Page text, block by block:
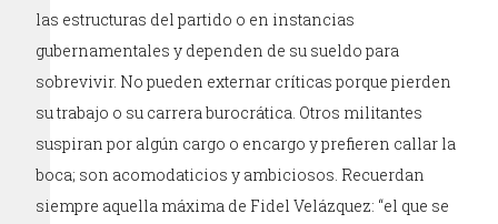
las estructuras del partido o en instancias
gubernamentales y dependen de su sueldo para
sobrevivir. No pueden externar críticas porque pierden
su trabajo o su carrera burocrática. Otros militantes
suspiran por algún cargo o encargo y prefieren callar la
boca; son acomodaticios y ambiciosos. Recuerdan
siempre aquella máxima de Fidel Velázquez: “el que se